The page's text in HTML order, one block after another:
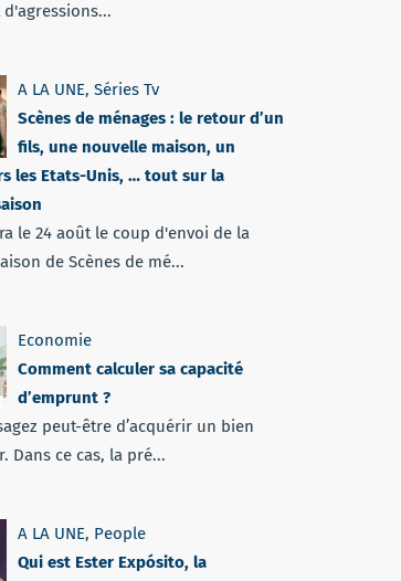
A LA UNE, Séries Tv
Scènes de ménages : le retour d’un
fils, une nouvelle maison, un
les Etats-Unis, … tout sur la
le 24 août le coup d'envoi de la
de Scènes de mé...
Economie
Comment calculer sa capacité
d’emprunt ?
peut-être d’acquérir un bien
Dans ce cas, la pré...
A LA UNE, People
Qui est Ester Expósito, la